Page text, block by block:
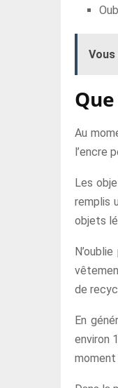
Vous
Au
l’encre
Les
remplis
objets
de
En
environ